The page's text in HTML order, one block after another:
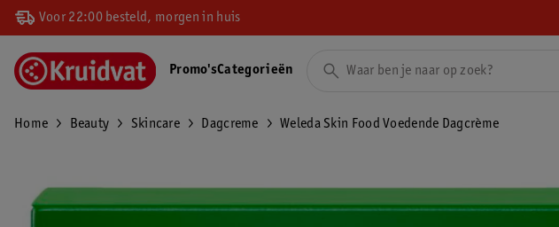
Voor 22:00 besteld, morgen in huis
Promo'sCategorieën
Home Beauty Skincare Dagcreme Weleda Skin Food Voedende Dagcrème